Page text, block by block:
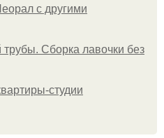
с другими
Сборка лавочки без
студии